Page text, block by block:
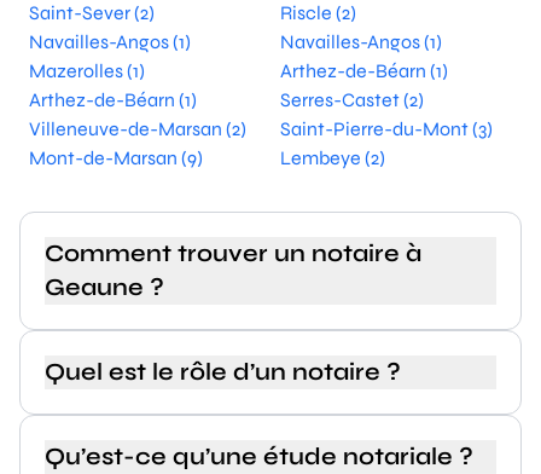
Saint-Sever (2)
Riscle (2)
Navailles-Angos (1)
Navailles-Angos (1)
Mazerolles (1)
Arthez-de-Béarn (1)
Arthez-de-Béarn (1)
Serres-Castet (2)
Villeneuve-de-Marsan (2)
Saint-Pierre-du-Mont (3)
Mont-de-Marsan (9)
Lembeye (2)
Comment trouver un notaire à
Geaune ?
Quel est le rôle d’un notaire ?
Qu’est-ce qu’une étude notariale ?